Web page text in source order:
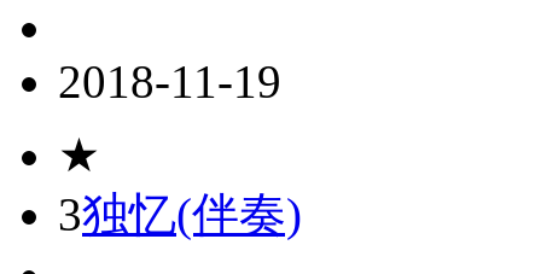
2018-11-19
★
3独忆(伴奏)